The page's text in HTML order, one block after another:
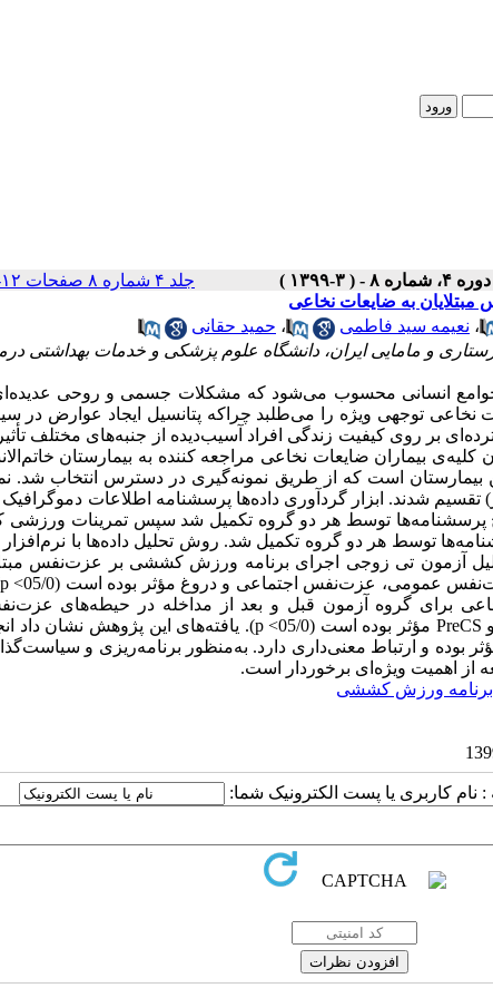
دوره ۴، شماره ۸ - ( ۳-۱۳۹۹ ) جلد ۴ شماره ۸ صفحات ۱۲-۱
به ضایعات نخاعی
، نعیمه سید فاطمی ، حمید حقانی
و مامایی ایران، دانشگاه علوم پزشکی و خدمات بهداشتی
انسانی محسوب می‌شود که مشکلات جسمی و روحی
نخاعی توجهی ویژه را می‌طلبد چراکه پتانسیل ایجاد عوارض در
بر روی کیفیت زندگی افراد آسیب‌دیده از جنبه‌های مختلف
بیماران ضایعات نخاعی مراجعه کننده به بیمارستان
نخاعی این بیمارستان است که از طریق نمونه‌گیری در دسترس انتخاب
فرد به دو گروه آزمون و کنترل (هر گروه 35 نفر) تقسیم شدند. ابزار گردآوری داده‌ها پرسشنامه
اجرای طرح پرسشنامه‌ها توسط هر دو گروه تکمیل شد سپس تمرینات
با نرم‌افزار
آزمون تی زوجی اجرای برنامه ورزش کششی بر عزت‌نفس
عمومی، عزت‌نفس اجتماعی و دروغ مؤثر بوده است (05/0
p <
برای گروه آزمون قبل و بعد از مداخله در حیطه‌های
PreCS مؤثر بوده است (05/0 p <
). یافته‌های این پژوهش نشان داد
بوده و ارتباط معنی‌داری دارد. به‌منظور برنامه‌ریزی و
از اهمیت ویژه‌ای برخوردار است.
برنامه ورزش کششی
: نام کاربری یا پست الکترونیک شما: